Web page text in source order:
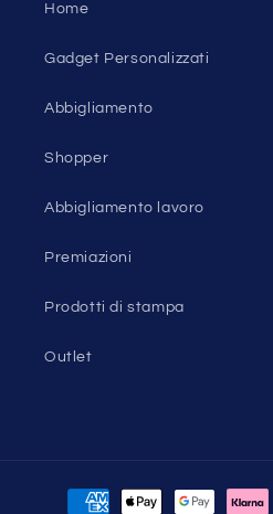
Home
Gadget Personalizzati
Abbigliamento
Shopper
Abbigliamento lavoro
Premiazioni
Prodotti di stampa
Outlet
Metodi